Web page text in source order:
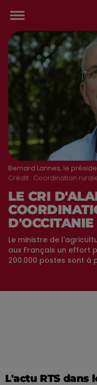
Bernard Lannes, le
Crédit : Coordination
LE CRI
D'OCCITANIE
Le ministre de
aux Français un effort
200.000 postes sont à
L'actu RTS dans